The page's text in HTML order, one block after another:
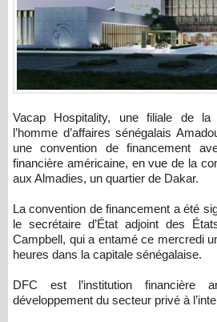
Vacap Hospitality, une filiale de la holding Vacap SA, de
l’homme d’affaires sénégalais
une convention de financement
financière américaine, en vue de la
aux Almadies, un quartier de Dakar.
La convention de financement a été
le secrétaire d’État adjoint des
Campbell, qui a entamé ce mercredi
heures dans la capitale sénégalaise.
DFC est l’institution financière
développement du secteur privé à